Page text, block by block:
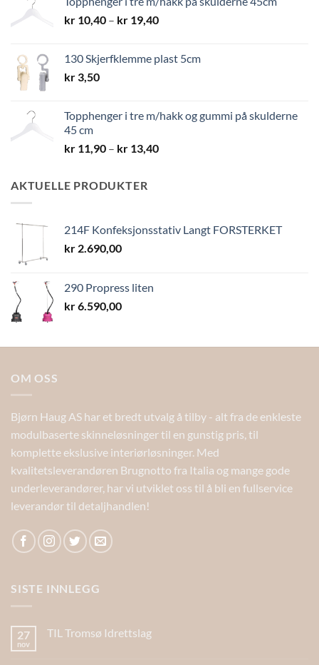
kr 8,40
kr 10,40 – kr 19,40Prisområde:
kr 19,40
130 Skjerfklemme plast 5cm
kr 3,50
Topphenger i tre m/hakk og gummi på skulderne
45 cm
kr 11,90 – kr 13,40Prisområde:
AKTUELLE PRODUKTER
214F Konfeksjonsstativ Langt FORSTERKET
kr 2.690,00
290 Propress liten
kr6.590,00
OM OSS
Bjørn Haug AS har et bredt utvalg å tilby - alt fra de enkleste
modulbaserte skinneløsninger til en gunstig pris, til
komplette ekslusive interiørløsninger. Med
kvalitetsleverandøren Brugnotto fra Italia og mange gode
underleverandører, har vi utviklet oss til å bli en fullservice
leverandør til detaljhandlen!
SISTE INNLEGG
27
nov
TIL Tromsø Idrettslag